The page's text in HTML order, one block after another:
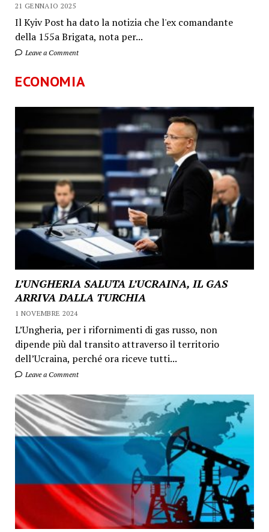
21 GENNAIO 2025
Il Kyiv Post ha dato la notizia che l'ex comandante
della 155a Brigata, nota per...
Leave a Comment
ECONOMIA
L’UNGHERIA SALUTA L’UCRAINA, IL GAS
ARRIVA DALLA TURCHIA
1 NOVEMBRE 2024
L’Ungheria, per i rifornimenti di gas russo, non
dipende più dal transito attraverso il territorio
dell’Ucraina, perché ora riceve tutti...
Leave a Comment